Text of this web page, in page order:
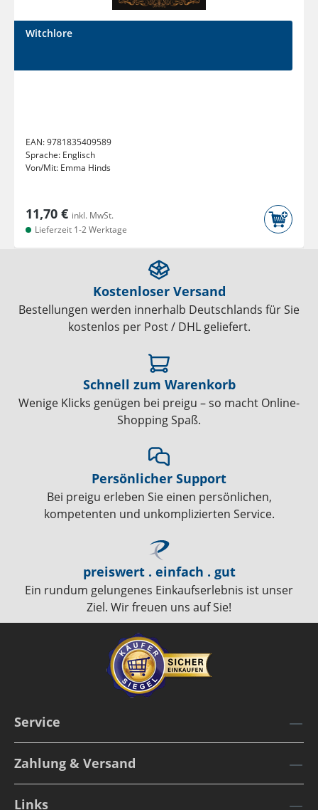
Witchlore
EAN:9781835409589
Sprache: Englisch
Von/Mit: Emma Hinds
11,70 € inkl. MwSt.
Lieferzeit 1-2 Werktage
Kostenloser Versand
Bestellungen werden innerhalb Deutschlands für Sie
kostenlos per Post / DHL geliefert.
Schnell zum Warenkorb
Wenige Klicks genügen bei preigu – so macht Online-
Shopping Spaß.
Persönlicher Support
Bei preigu erleben Sie einen persönlichen,
kompetenten und unkomplizierten Service.
preiswert . einfach . gut
Ein rundum gelungenes Einkaufserlebnis ist unser
Ziel. Wir freuen uns auf Sie!
Service
Zahlung & Versand
Links